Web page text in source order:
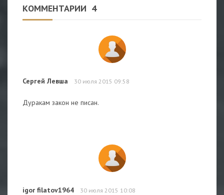
КОММЕНТАРИИ 4
Сергей Левша 30 июля 2015 09:58
Дуракам закон не писан.
igor filatov1964 30 июля 2015 10:08